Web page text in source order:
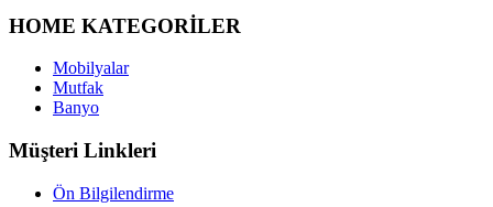
HOME KATEGORİLER
Mobilyalar
Mutfak
Banyo
Müşteri Linkleri
Ön Bilgilendirme